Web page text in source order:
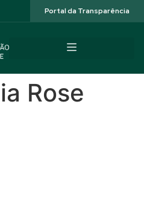
Portal da Transparência
Rose